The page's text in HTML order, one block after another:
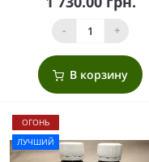
- +
В корзину
ОГОНЬ
ЛУЧШИЙ